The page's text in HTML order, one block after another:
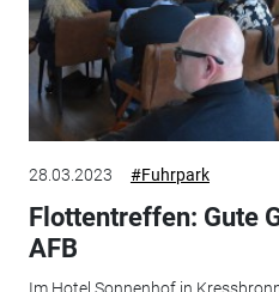
28.03.2023 #Fuhrpark
Flottentreffen: Gute
AFB